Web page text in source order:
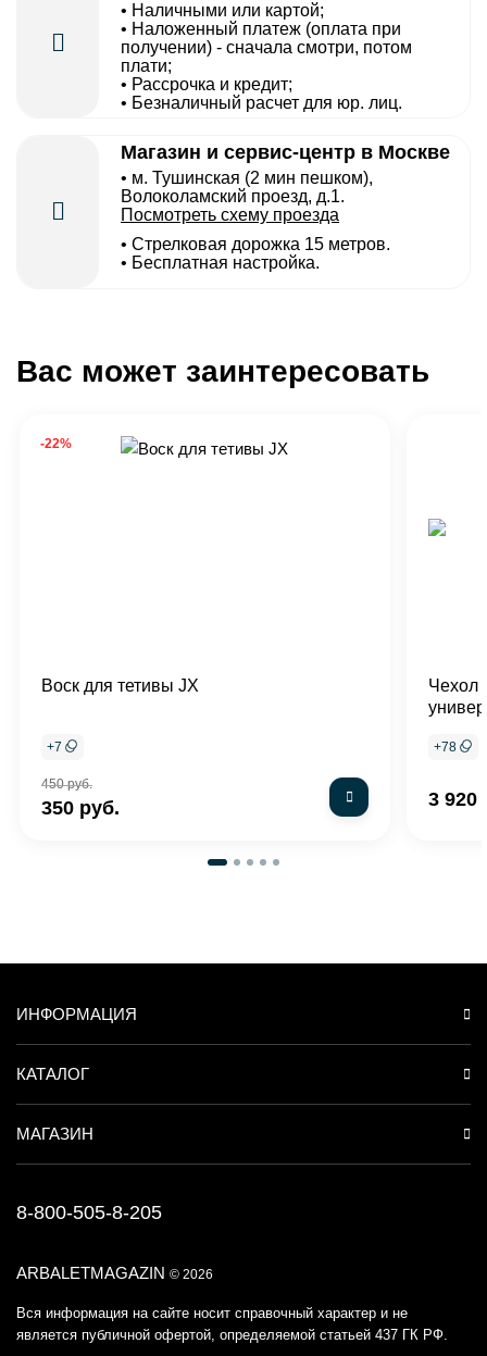
• Наличными или картой;
• Наложенный платеж (оплата при
получении) - сначала смотри, потом
плати;
• Рассрочка и кредит;
• Безналичный расчет для юр. лиц.
Магазин и сервис-центр в Москве
• м. Тушинская (2 мин пешком),
Волоколамский проезд, д.1.
Посмотреть схему проезда
• Cтрелковая дорожка 15 метров.
• Бесплатная настройка.
Вас может заинтересовать
-22%
Воск для тетивы JX
+7
450 руб.
350 руб.
Чехол
+78
3 920
ARBALETMAGAZIN © 2026
Вся информация на сайте носит справочный характер и не
является публичной офертой, определяемой статьей 437 ГК РФ.
ИНФОРМАЦИЯ
КАТАЛОГ
МАГАЗИН
8-800-505-8-205